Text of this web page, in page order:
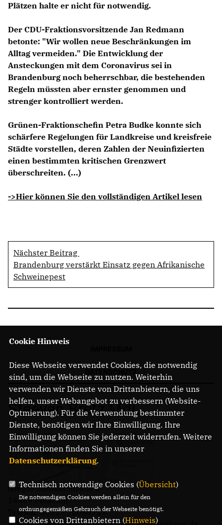
Plätzen halte er nicht für notwendig.
Der CDU-Fraktionsvorsitzende Jan Redmann
betonte: "Wir wollen neue Beschränkungen im
Alltag vermeiden." Die Entwicklung der
Ansteckungen mit dem Coronavirus sei in
Brandenburg noch beherrschbar, die bestehenden
Regeln müssten aber ernster genommen und
strenger kontrolliert werden.
Grünen-Fraktionschefin Petra Budke konnte sich
schärfere Regelungen für Landkreise und kreisfreie
Städte vorstellen, deren Zahlen der Neuinfizierten
einen bestimmten kritischen Grenzwert
überschreiten. (...)
->Hier können Sie den vollständigen Artikel lesen
Nächster Beitrag
Brandenburg verstärkt Einsatz gegen Afrikanische
Schweinepest
Steeven Bretz MdL
Gregor-Mendel-Straße 3
14469 Potsdam
Telefon: 0331 - 20085713
Cookie Hinweis
Diese Webseite verwendet Cookies, die notwendig
sind, um die Webseite zu nutzen. Weiterhin
verwenden wir Dienste von Drittanbietern, die uns
helfen, unser Webangebot zu verbessern (Website-
Optmierung). Für die Verwendung bestimmter
Dienste, benötigen wir Ihre Einwilligung. Ihre
Einwilligung können Sie jederzeit widerrufen. Weitere
Informationen finden Sie in unserer
Datenschutzerklärung.
Technisch notwendige Cookies (Übersicht)
Die notwendigen Cookies werden allein für den
ordnungsgemäßen Gebrauch der Webseite benötigt.
Cookies von Drittanbietern (Hinweis)